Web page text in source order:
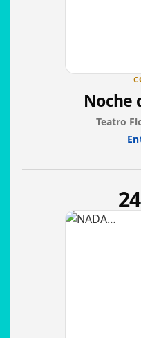
Noche
Teatro
24